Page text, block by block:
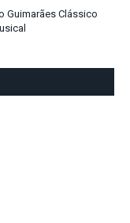
Guimarães Clássico